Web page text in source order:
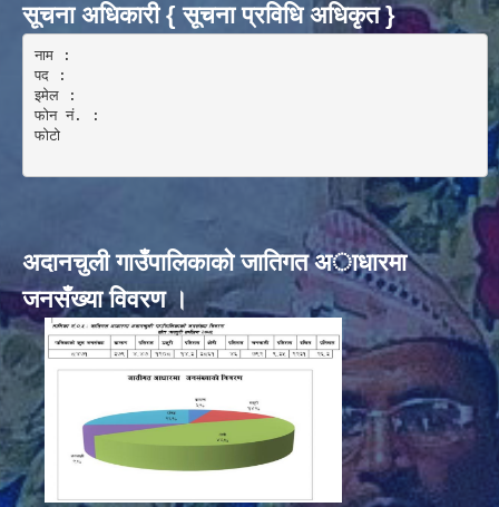
सूचना अधिकारी { सूचना प्रविधि अधिकृत }
नाम :
पद :
इमेल :
फोन नं. :
फोटो
अदानचुली गाउँपालिकाकाे जातिगत अाधारमा
जनसँख्या विवरण ।